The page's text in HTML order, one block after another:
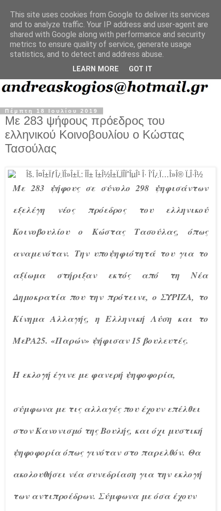
Πέμπτη 18 Ιουλίου 2019
Με 283 ψήφους πρόεδρος του
ελληνικού Κοινοβουλίου ο Κώστας
Τασούλας
Με 283 ψήφους σε σύνολο 298 ψηφισάντων
εξελέγη νέος πρόεδρος του ελληνικού
Κοινοβουλίου ο Κώστας Τασούλας, όπως
αναμενόταν. Την υποψηφιότητά του για το
αξίωμα στήριξαν εκτός από τη Νέα
Δημοκρατία που την πρότεινε, ο ΣΥΡΙΖΑ, το
Κίνημα Αλλαγής, η Ελληνική Λύση και το
ΜεΡΑ25. «Παρών» ψήφισαν 15 βουλευτές.
Η εκλογή έγινε με φανερή ψηφοφορία,
σύμφωνα με τις αλλαγές που έχουν επέλθει
στον Κανονισμό της Βουλής, και όχι μυστική
ψηφοφορία όπως γινόταν στο παρελθόν. Θα
ακολουθήσει νέα συνεδρίαση για την εκλογή
των αντιπροέδρων. Σύμφωνα με όσα έχουν
This site uses cookies from Google to deliver its services
and to analyze traffic. Your IP address and user-agent are
shared with Google along with performance and security
metrics to ensure quality of service, generate usage
statistics, and to detect and address abuse.
LEARN MORE GOT IT